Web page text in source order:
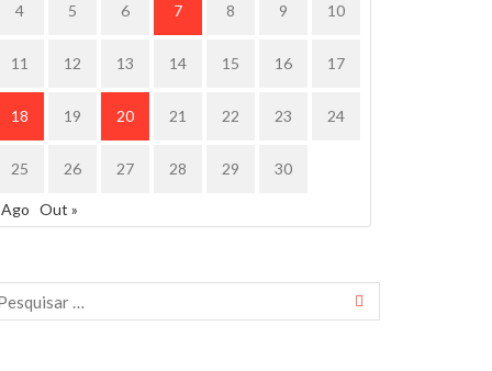
4 5 6 7 8 9 10
11 12 13 14 15 16 17
18 19 20 21 22 23 24
25 26 27 28 29 30
Ago Out »